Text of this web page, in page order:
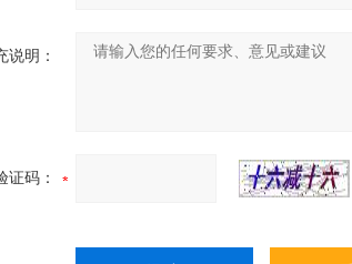
说明：
证码：